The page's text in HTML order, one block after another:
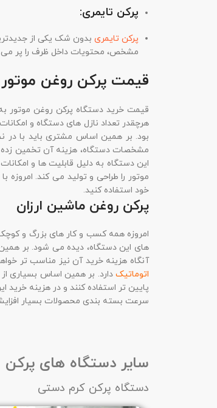
پرکن تایمری:
پرکن تایمری بدون شک یکی از
مشخص، محتویات داخل ظرف را پر
قیمت پرکن روغن موتور
قیمت خرید دستگاه پرکن روغن موتور
هرچقدر تعداد نازل های دستگاه و
بود. بر همین اساس مشتری باید با
مشخصات دستگاه، هزینه آن تخمین زده
این دستگاه به دلیل قابلیت ها و امکانات
موتور را طراحی و تولید می کند.
خود استفاده کنید.
پرکن روغن ماشین ارزان
امروزه همه کسب و کار های بزرگ و کوچک
های این دستگاه، دیده می شود. بر
آنگاه هزینه خرید آن نیز مناسب تر
اتوماتیک دارد. بر همین اساس بسیاری از
پایین تر استفاده کنند و در هزینه
سرعت بسته بندی محصولات بسیار
سایر دستگاه های پرکن
دستگاه پرکن کرم دستی